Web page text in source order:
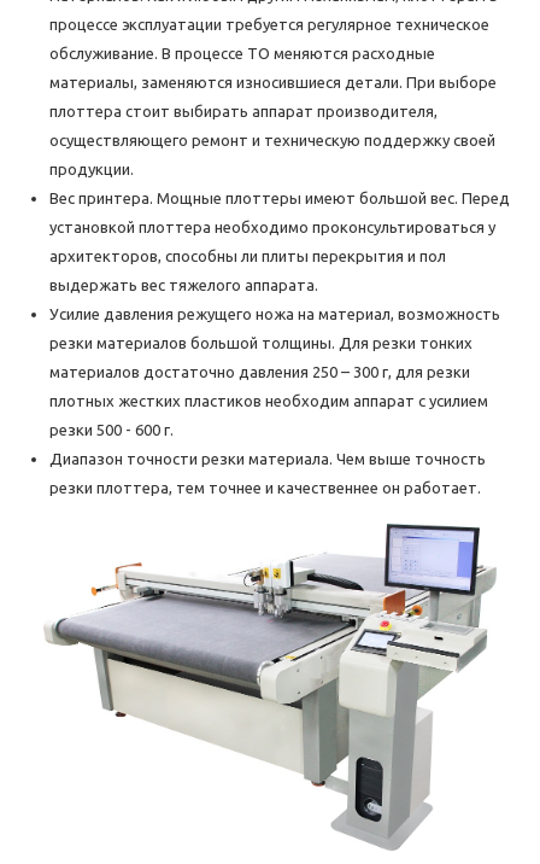
процессе эксплуатации требуется регулярное техническое
обслуживание. В процессе ТО меняются расходные
материалы, заменяются износившиеся детали. При выборе
плоттера стоит выбирать аппарат производителя,
осуществляющего ремонт и техническую поддержку своей
продукции.
Вес принтера. Мощные плоттеры имеют большой вес. Перед
установкой плоттера необходимо проконсультироваться у
архитекторов, способны ли плиты перекрытия и пол
выдержать вес тяжелого аппарата.
Усилие давления режущего ножа на материал, возможность
резки материалов большой толщины. Для резки тонких
материалов достаточно давления 250 – 300 г, для резки
плотных жестких пластиков необходим аппарат с усилием
резки 500 - 600 г.
Диапазон точности резки материала. Чем выше точность
резки плоттера, тем точнее и качественнее он работает.